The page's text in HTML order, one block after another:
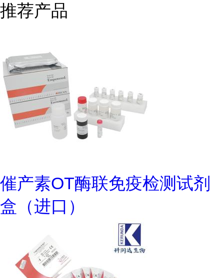
推荐产品
催产素OT酶联免疫检测试剂
盒（进口）